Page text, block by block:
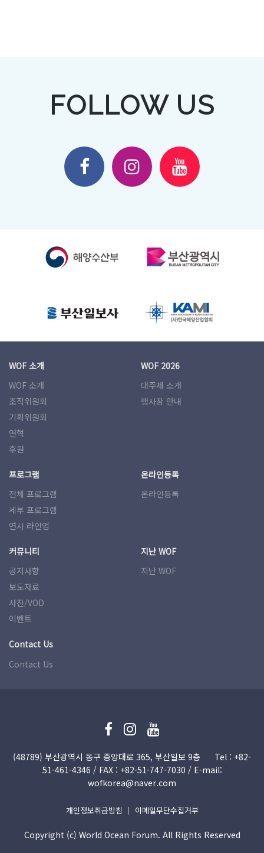
FOLLOW US
WOF 소개
WOF 소개
조직위원회
기획위원회
연혁
후원
WOF 2026
대주제 소개
행사장 안내
프로그램
전체 프로그램
세부 프로그램
연사 라인업
온라인등록
온라인등록
커뮤니티
공지사항
보도자료
사진/VOD
이벤트
지난 WOF
지난 WOF
Contact Us
Contact Us
(48789) 부산광역시 동구 중앙대로 365, 부산일보 9층
Tel : +82-
51­-461-4346 / FAX : +82-51­-747-7030 / E-mail:
wofkorea@naver.com
개인정보취급방침 ｜ 이메일무단수집거부
Copyright (c) World Ocean Forum. All Rights Reserved